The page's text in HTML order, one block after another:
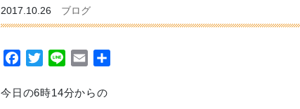
2017.10.26 ブログ
Facebook
TwitterLine Email
今日の6時14分からの